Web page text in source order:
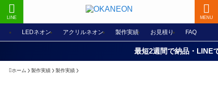
LINE MENU
LEDネオン アクリルネオン 製作実績 お見積り FAQ
最短2週間で納品・LINE
ホーム 製作実績 製作実績